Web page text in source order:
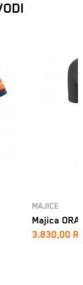
MAJICE
Majica
3.830,00